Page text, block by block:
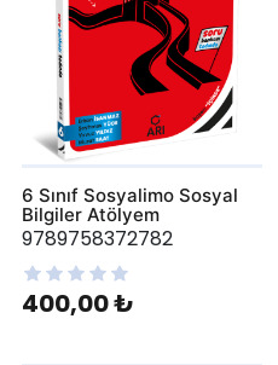
6 Sınıf Sosyalimo Sosyal
Bilgiler Atölyem
9789758372782
400,00 ₺